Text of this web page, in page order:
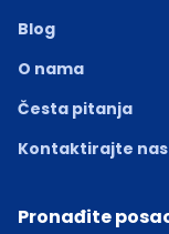
Blog
O nama
Česta pitanja
Kontaktirajte nas
Pronađite